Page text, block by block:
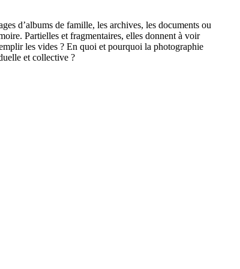
d’albums de famille, les archives, les documents ou
Partielles et fragmentaires, elles donnent à voir
les vides ? En quoi et pourquoi la photographie
et collective ?